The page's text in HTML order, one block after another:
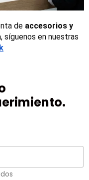
de accesorios y
, síguenos en nuestras